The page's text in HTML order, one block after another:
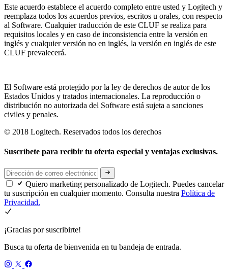
Este acuerdo establece el acuerdo completo entre usted y Logitech y
reemplaza todos los acuerdos previos, escritos u orales, con respecto
al Software. Cualquier traducción de este CLUF se realiza para
requisitos locales y en caso de inconsistencia entre la versión en
inglés y cualquierversión no en inglés, la versión en inglés de este
CLUF prevalecerá.
El Software está protegido por la ley de derechos de autor de los
Estados Unidos y tratados internacionales. La reproducción o
distribución no autorizada del Software está sujeta a sanciones
civiles y penales.
© 2018 Logitech. Reservados todos los derechos
Suscríbete para recibir tu oferta especial y ventajas exclusivas.
Quiero marketing personalizado de Logitech. Puedes cancelar
tu suscripción en cualquier momento. Consulta nuestra Política de
Privacidad.
¡Gracias por suscribirte!
Busca tu oferta de bienvenida en tu bandeja de entrada.